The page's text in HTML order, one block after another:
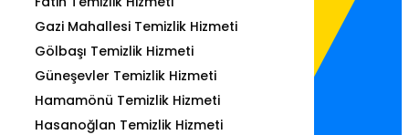
Gazi Mahallesi Temizlik Hizmeti
Gölbaşı Temizlik Hizmeti
Güneşevler Temizlik Hizmeti
Hamamönü Temizlik Hizmeti
Hasanoğlan Temizlik Hizmeti